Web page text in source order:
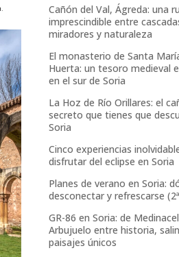
Cañón del Val, Ágreda: una
imprescindible entre
miradores y naturaleza
El monasterio de Santa
Huerta: un tesoro medieval
en el sur de Soria
La Hoz de Río Orillares: el
secreto que tienes que
Soria
Cinco experiencias
disfrutar del eclipse en Soria
Planes de verano en Soria:
desconectar y refrescarse
GR-86 en Soria: de
Arbujuelo entre historia,
paisajes únicos